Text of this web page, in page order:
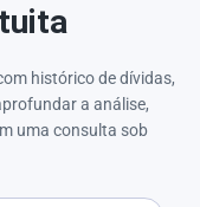
histórico de dívidas,
a análise,
uma consulta sob